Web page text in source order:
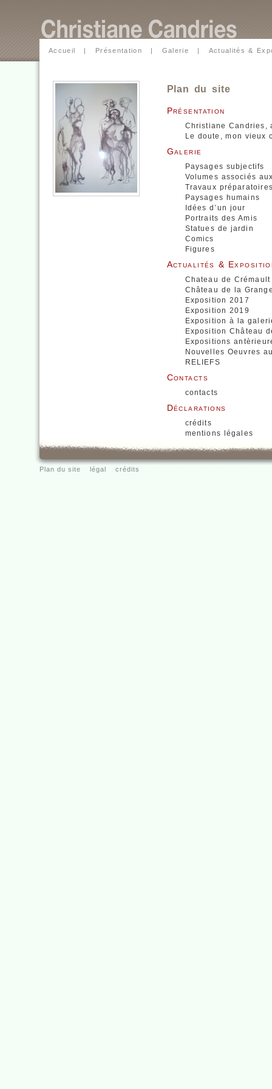
Accueil | Présentation | Galerie | Actualités &
Plan du site
Présentation
Christiane Candries,
Le doute, mon vieux
Galerie
Paysages subjectifs
Volumes associés
Travaux
Paysages humains
Idées d’un jour
Portraits des Amis
Statues de jardin
Comics
Figures
Actualités &
Chateau de
Château de la
Exposition 2017
Exposition 2019
Exposition à la
Exposition Château
Expositions
Nouvelles Oeuvres
RELIEFS
Contacts
contacts
Déclarations
crédits
mentions légales
Plan du site légal crédits